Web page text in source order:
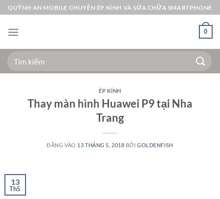
Bỏ
qua
nội
QUỲNH AN MOBILE CHUYÊN ÉP KÍNH VÀ SỬA CHỮA SMARTPHONE
0
Tìm
kiếm:
ÉP KÍNH
Thay màn hình Huawei P9 tại Nha
Trang
ĐĂNG VÀO 13 THÁNG 5, 2018 BỞIGOLDENFISH
13
Th5